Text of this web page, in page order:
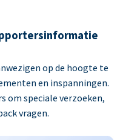
op de hoogte te
en inspanningen.
om speciale verzoeken,
vragen.